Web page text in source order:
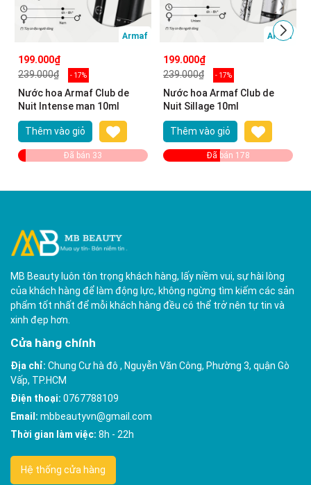
Armaf
199.000₫
239.000₫
- 17%
Nước hoa Armaf Club de
Nuit Intense man 10ml
Thêm vào giỏ
Đã bán 33
Armaf
199.000₫
239.000₫
- 17%
Nước hoa Armaf Club de
Nuit Sillage 10ml
Thêm vào giỏ
Đã bán 178
MB Beauty luôn tôn trọng khách hàng, lấy niềm vui, sự hài lòng
của khách hàng để làm động lực, không ngừng tìm kiếm các sản
phẩm tốt nhất để mỗi khách hàng đều có thể trở nên tự tin và
xinh đẹp hơn.
Cửa hàng chính
Địa chỉ: Chung Cư hà đô , Nguyễn Văn Công, Phường 3, quận Gò
Vấp, TP.HCM
Điện thoại: 0767788109
Email: mbbeautyvn@gmail.com
Thời gian làm việc: 8h - 22h
Hệ thống cửa hàng